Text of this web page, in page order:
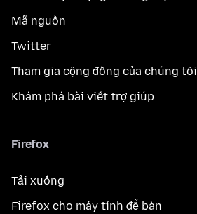
Mã nguồn
Twitter
Tham gia cộng đồng của chúng tôi
Khám phá bài viết trợ giúp
Firefox
Tải xuống
Firefox cho máy tính để bàn